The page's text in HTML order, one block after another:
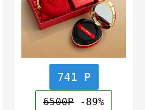
741 Р
6500Р -89%